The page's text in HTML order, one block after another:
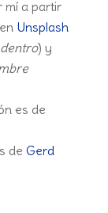
mí a partir
en Unsplash
) y
es de
de Gerd